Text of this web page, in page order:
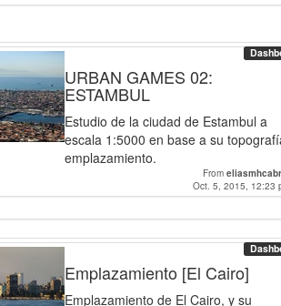
URBAN GAMES 02:
ESTAMBUL
Estudio de la ciudad de Estambul a
escala 1:5000 en base a su
emplazamiento.
From
Oct. 5, 2015, 12:23
Emplazamiento [El Cairo]
Emplazamiento de El Cairo, y su